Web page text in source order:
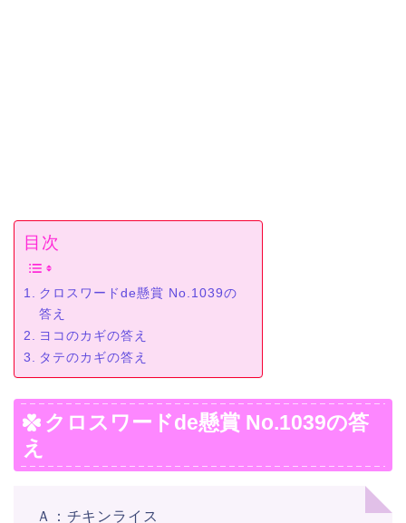
目次
クロスワードde懸賞 No.1039の
答え
ヨコのカギの答え
タテのカギの答え
クロスワードde懸賞 No.1039の答
え
Ａ：チキンライス